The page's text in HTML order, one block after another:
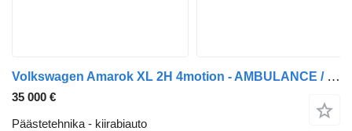
Volkswagen Amarok XL 2H 4motion - AMBULANCE / Krankenwagenambulans / ambul
35 000 €
Päästetehnika - kiirabiauto